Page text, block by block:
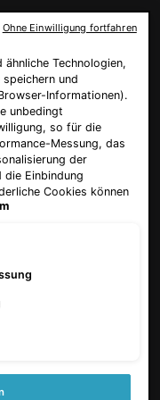
Clay
Tonerden,
und helfen
Technologien,
und
Informationen).
unbedingt
so für die
Messung, das
der
Einbindung
Cookies können
abgelehnt ("Ohne
speicherbar ("Auswahl
dem Link
Für weitere
Ohne Einwilligung fortfahren